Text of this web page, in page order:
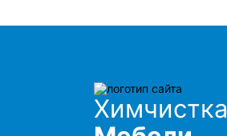
Химчистка